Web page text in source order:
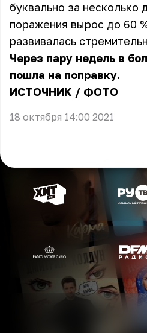
буквально за несколько
поражения вырос до 60
развивалась
Через пару недель в
пошла на поправку.
ИСТОЧНИК / ФОТО
18 октября 14:00 2021